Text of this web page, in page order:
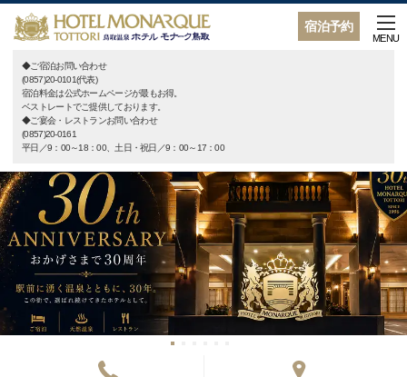
宿泊予約
MENU
◆ご宿泊お問い合わせ
(0857)20-0101(代表)
宿泊料金は公式ホームページが最もお得。
ベストレートでご提供しております。
◆ご宴会・レストランお問い合わせ
(0857)20-0161
平日／9：00～18：00、土日・祝日／9：00～17：00